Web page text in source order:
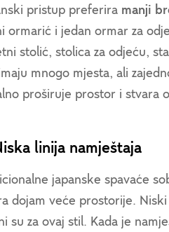
pristup preferira manji
ormarić i jedan ormar za
stolić, stolica za odjeću,
mnogo mjesta, ali
proširuje prostor i stvara
linija namještaja
japanske spavaće
dojam veće prostorije.
su za ovaj stil. Kada je